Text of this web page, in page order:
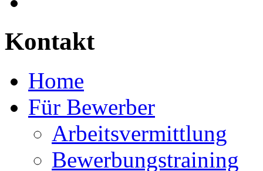
Kontakt
Home
Für Bewerber
Arbeitsvermittlung
Bewerbungstraining